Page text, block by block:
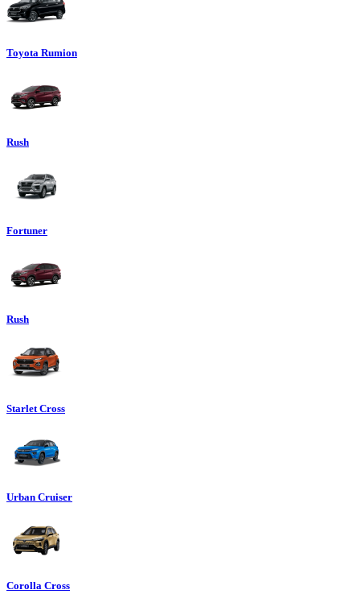
Toyota Rumion
Rush
Fortuner
Rush
Starlet Cross
Urban Cruiser
Corolla Cross